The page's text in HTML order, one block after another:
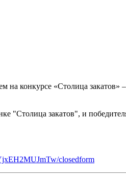
конкурсе «Столица
"Столица закатов", и
closedform